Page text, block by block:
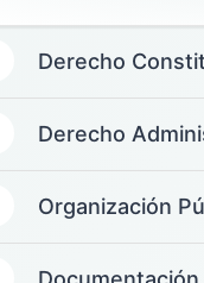
Derecho
Derecho
Organización